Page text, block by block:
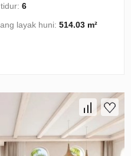
tidur:6
layak huni:514.03 m²